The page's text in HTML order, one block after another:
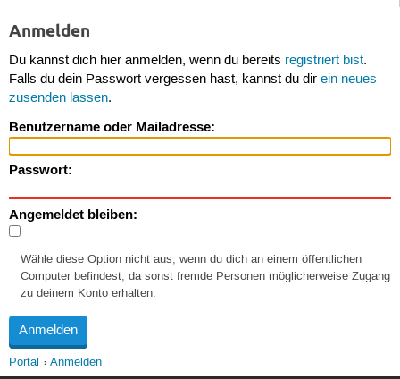
Anmelden
Du kannst dich hier anmelden, wenn du bereits registriert bist.
Falls du dein Passwort vergessen hast, kannst du dir ein neues
zusenden lassen.
Benutzername oder Mailadresse:
Passwort:
Angemeldet bleiben:
Wähle diese Option nicht aus, wenn du dich an einem öffentlichen
Computer befindest, da sonst fremde Personen möglicherweise Zugang
zu deinem Konto erhalten.
Portal Anmelden